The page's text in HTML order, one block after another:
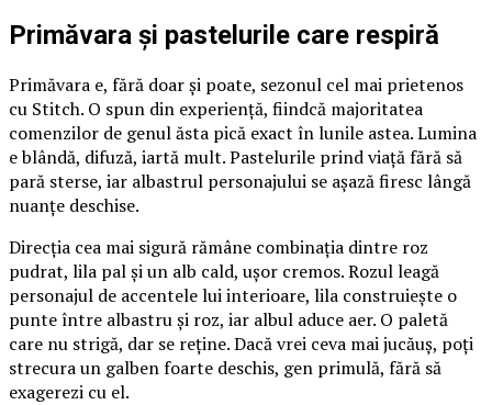
Primăvara și pastelurile care respiră
Primăvara e, fără doar și poate, sezonul cel mai prietenos
cu Stitch. O spun din experiență, fiindcă majoritatea
comenzilor de genul ăsta pică exact în lunile astea. Lumina
e blândă, difuză, iartă mult. Pastelurile prind viață fără să
pară sterse, iar albastrul personajului se așază firesc lângă
nuanțe deschise.
Direcția cea mai sigură rămâne combinația dintre roz
pudrat, lila pal și un alb cald, ușor cremos. Rozul leagă
personajul de accentele lui interioare, lila construiește o
punte între albastru și roz, iar albul aduce aer. O paletă
care nu strigă, dar se reține. Dacă vrei ceva mai jucăuș, poți
strecura un galben foarte deschis, gen primulă, fără să
exagerezi cu el.